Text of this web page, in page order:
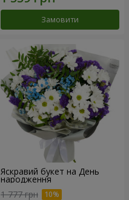
Замовити
Яскравий букет на День
народження
1 777 грн